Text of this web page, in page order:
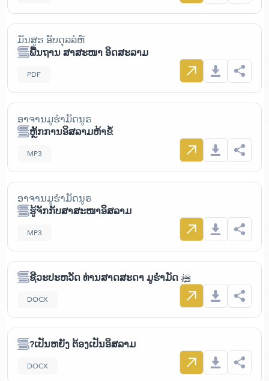
ມັນສູຣ ອັບດຸລລໍຫ໌
ພື້ນຖານ ສາສະໜາ ອິດສະລາມ
PDF
ອາຈານມູຮຳມັດນູຣ
ຫຼັກການອິສລາມຫ້າຂໍ້
MP3
ອາຈານມູຮຳມັດນູຣ
ຮູ້ຈັກກັບສາສະໜາອິສລາມ
MP3
ຊີວະປະຫວັດ ທ່ານສາດສະດາ ມູຮຳມັດ ﷺ
DOCX
?ເປັນຫຍັງ ຕ້ອງເປັນອິສລາມ
DOCX